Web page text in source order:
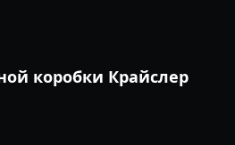
коробки Крайслер